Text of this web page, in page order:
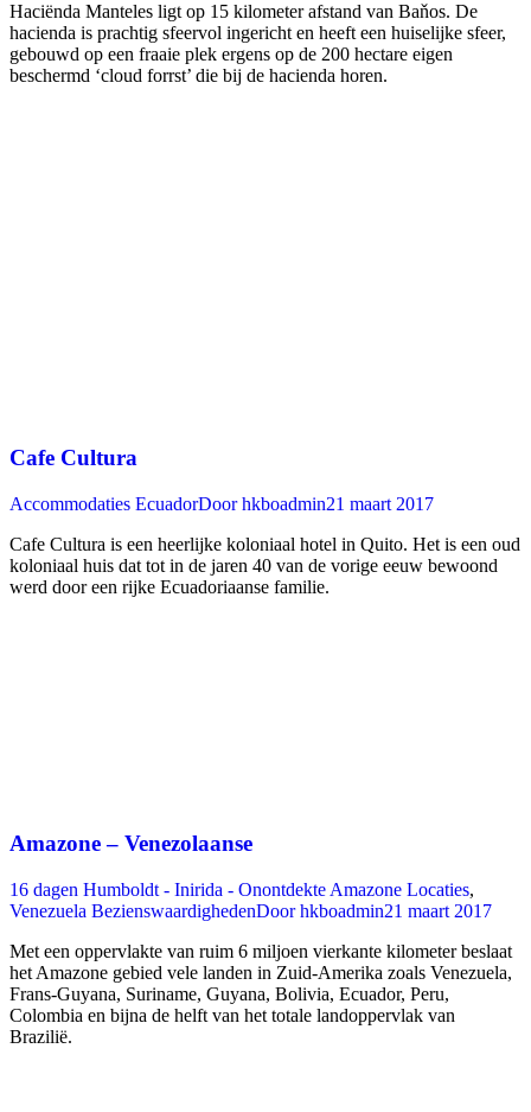
Haciënda Manteles ligt op 15 kilometer afstand van Baňos. De
hacienda is prachtig sfeervol ingericht en heeft een huiselijke sfeer,
gebouwd op een fraaie plek ergens op de 200 hectare eigen
beschermd ‘cloud forrst’ die bij de hacienda horen.
Cafe Cultura
Accommodaties EcuadorDoorhkboadmin21 maart 2017
Cafe Cultura is een heerlijke koloniaal hotel in Quito. Het is een oud
koloniaal huis dat tot in de jaren 40 van de vorige eeuw bewoond
werd door een rijke Ecuadoriaanse familie.
Amazone – Venezolaanse
16 dagen Humboldt - Inirida - Onontdekte Amazone Locaties,
Venezuela BezienswaardighedenDoorhkboadmin21 maart 2017
Met een oppervlakte van ruim 6 miljoen vierkante kilometer beslaat
het Amazone gebied vele landen in Zuid-Amerika zoals Venezuela,
Frans-Guyana, Suriname, Guyana, Bolivia, Ecuador, Peru,
Colombia en bijna de helft van het totale landoppervlak van
Brazilië.